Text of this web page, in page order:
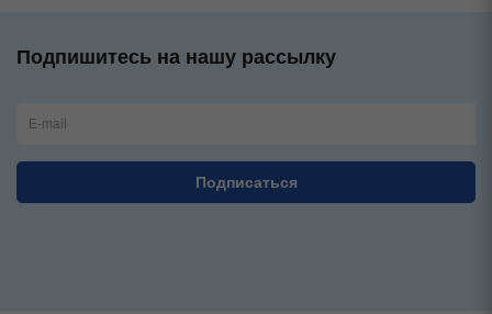
Подпишитесь на нашу рассылку